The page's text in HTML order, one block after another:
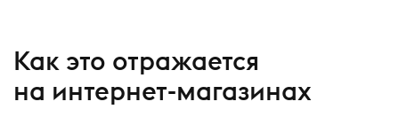
Как это отражается
на интернет-магазинах